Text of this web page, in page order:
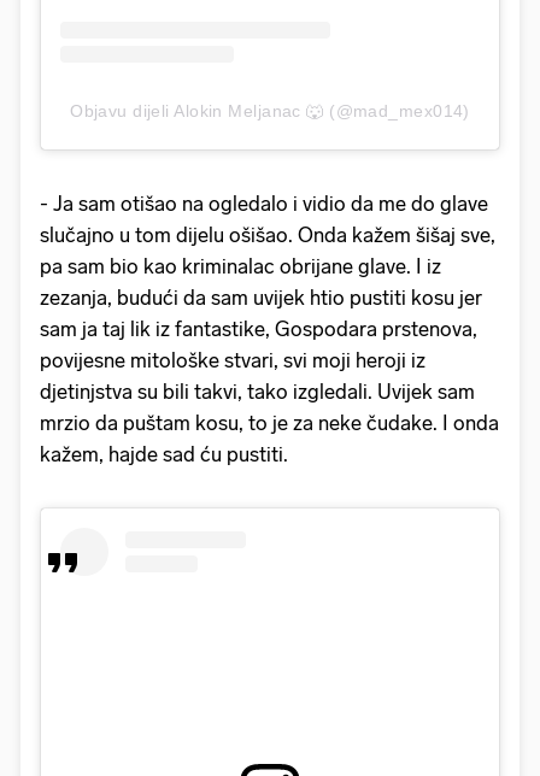
Objavu dijeli Alokin Meljanac 🐺 (@mad_mex014)
- Ja sam otišao na ogledalo i vidio da me do glave
slučajno u tom dijelu ošišao. Onda kažem šišaj sve,
pa sam bio kao kriminalac obrijane glave. I iz
zezanja, budući da sam uvijek htio pustiti kosu jer
sam ja taj lik iz fantastike, Gospodara prstenova,
povijesne mitološke stvari, svi moji heroji iz
djetinjstva su bili takvi, tako izgledali. Uvijek sam
mrzio da puštam kosu, to je za neke čudake. I onda
kažem, hajde sad ću pustiti.